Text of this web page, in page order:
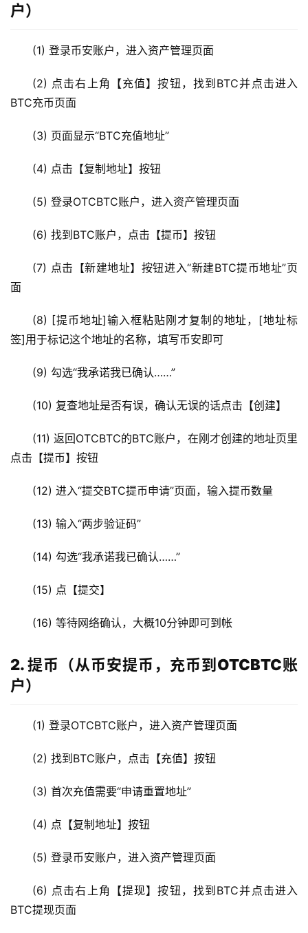
户）
(1) 登录币安账户，进入资产管理页面
(2) 点击右上角【充值】按钮，找到BTC并点击进入
BTC充币页面
(3) 页面显示“BTC充值地址”
(4) 点击【复制地址】按钮
(5) 登录OTCBTC账户，进入资产管理页面
(6) 找到BTC账户，点击【提币】按钮
(7) 点击【新建地址】按钮进入“新建BTC提币地址”页
面
(8) [提币地址]输入框粘贴刚才复制的地址，[地址标
签]用于标记这个地址的名称，填写币安即可
(9) 勾选“我承诺我已确认……”
(10) 复查地址是否有误，确认无误的话点击【创建】
(11) 返回OTCBTC的BTC账户，在刚才创建的地址页里
点击【提币】按钮
(12) 进入“提交BTC提币申请”页面，输入提币数量
(13) 输入“两步验证码”
(14) 勾选“我承诺我已确认……”
(15) 点【提交】
(16) 等待网络确认，大概10分钟即可到帐
2. 提币（从币安提币，充币到OTCBTC账
户）
(1) 登录OTCBTC账户，进入资产管理页面
(2) 找到BTC账户，点击【充值】按钮
(3) 首次充值需要“申请重置地址”
(4) 点【复制地址】按钮
(5) 登录币安账户，进入资产管理页面
(6) 点击右上角【提现】按钮，找到BTC并点击进入
BTC提现页面